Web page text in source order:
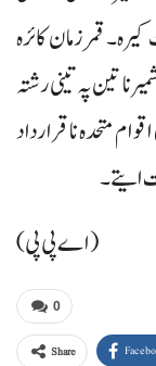
قمر زمان کائرہ
تین پہ تینی رشتہ
متحدہ نا قرارداد
ایتے۔
(اے پی پی)
0
Share